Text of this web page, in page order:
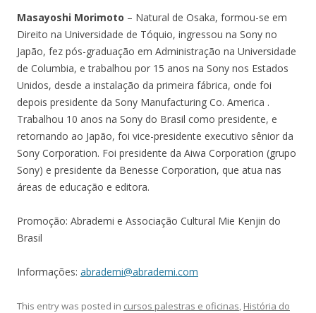
Masayoshi Morimoto – Natural de Osaka, formou-se em
Direito na Universidade de Tóquio, ingressou na Sony no
Japão, fez pós-graduação em Administração na Universidade
de Columbia, e trabalhou por 15 anos na Sony nos Estados
Unidos, desde a instalação da primeira fábrica, onde foi
depois presidente da Sony Manufacturing Co. America .
Trabalhou 10 anos na Sony do Brasil como presidente, e
retornando ao Japão, foi vice-presidente executivo sênior da
Sony Corporation. Foi presidente da Aiwa Corporation (grupo
Sony) e presidente da Benesse Corporation, que atua nas
áreas de educação e editora.
Promoção: Abrademi e Associação Cultural Mie Kenjin do
Brasil
Informações: abrademi@abrademi.com
This entry was posted in cursos palestras e oficinas História do